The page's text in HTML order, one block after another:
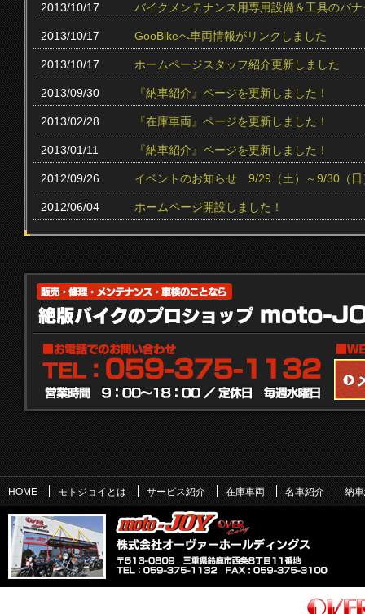
2013/10/17 バイクメンテナンス用専用設備＆工具のバ
2013/10/17 GooBikeへ車両情報がリンクしました
2013/10/17 ホームページスタッフ紹介更新しました
2013/09/30 『納車紹介』ページを更新しました！
2013/02/28 『在庫車両』ページを更新しました！
2013/01/11 『納車紹介』ページを更新しました！
2012/09/26 イベントのお知らせ 9/29（土）～9/30（日
2012/06/04 ホームページ開設しました！
HOME モトジョイとは サービス紹介 在庫車両 名車紹介 納